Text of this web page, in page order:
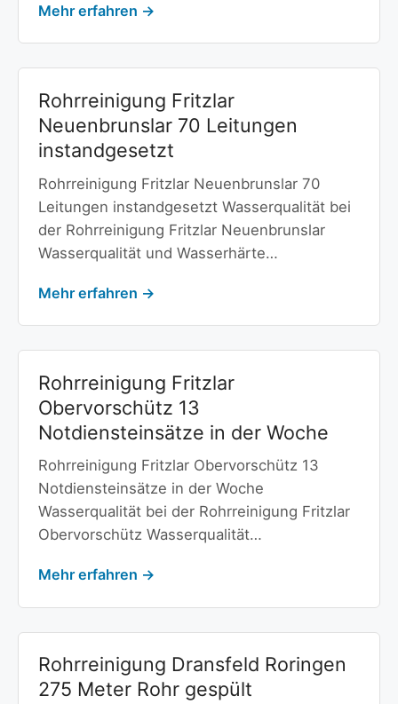
Mehr erfahren →
Rohrreinigung Fritzlar
Neuenbrunslar 70 Leitungen
instandgesetzt
Rohrreinigung Fritzlar Neuenbrunslar 70
Leitungen instandgesetzt Wasserqualität bei
der Rohrreinigung Fritzlar Neuenbrunslar
Wasserqualität und Wasserhärte…
Mehr erfahren →
Rohrreinigung Fritzlar
Obervorschütz 13
Notdiensteinsätze in der Woche
Rohrreinigung Fritzlar Obervorschütz 13
Notdiensteinsätze in der Woche
Wasserqualität bei der Rohrreinigung Fritzlar
Obervorschütz Wasserqualität…
Mehr erfahren →
Rohrreinigung Dransfeld Roringen
275 Meter Rohr gespült